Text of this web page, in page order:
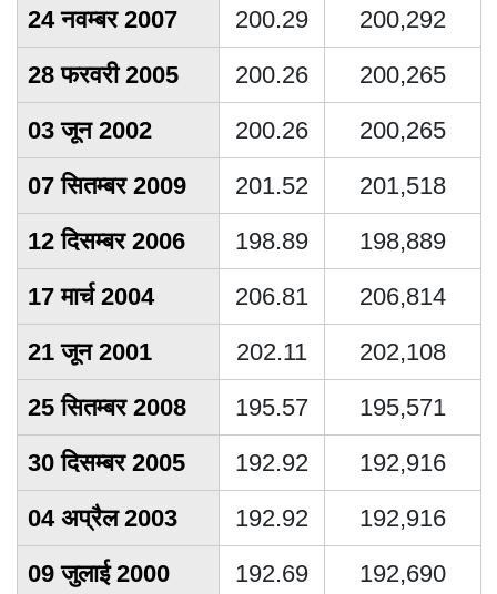
24 नवम्बर 2007 200.29
200,292
28 फरवरी 2005
200.26
200,265
03 जून 2002
200.26
200,265
07 सितम्बर 2009
201.52
201,518
12 दिसम्बर 2006
198.89
198,889
17 मार्च 2004
206.81
206,814
21 जून 2001
202.11
202,108
25 सितम्बर 2008
195.57
195,571
30 दिसम्बर 2005
192.92
192,916
04 अप्रैल 2003
192.92
192,916
09 जुलाई 2000
192.69
192,690